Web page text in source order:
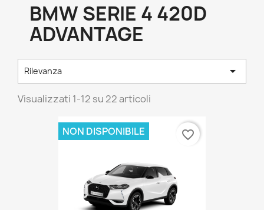
BMW SERIE 4 420D
ADVANTAGE
Rilevanza 
Visualizzati 1-12 su 22 articoli
NON DISPONIBILE favorite_border